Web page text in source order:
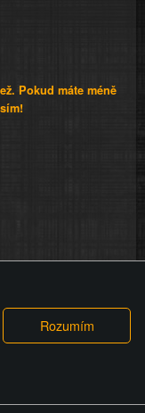
Pokud máte méně
provozovatele
nebo video na
videa nebo
uplatnit vůči
škody nebo